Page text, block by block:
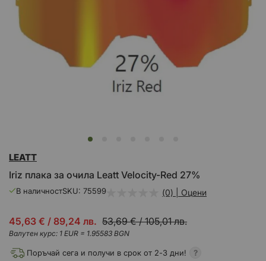
към
на
галерия
Iriz плака за очила Leatt Velocity-Red 27%
LEATT
В наличностSKU 75599 (0) | Оцени
Промо
цена
45,63 € / 89,24 лв. 53,69 €/105,01 лв.
Валутен курс: 1 EUR = 1.95583 BGN
Поръчай сега и получи в срок от 2-3 дни!